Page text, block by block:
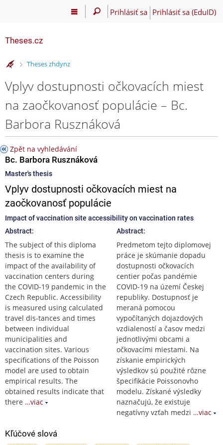
Prihlásiť sa Prihlásiť sa (EduID)
Theses.cz
>
Theses zhdynz
Vplyv dostupnosti očkovacích miest
na zaočkovanosť populácie – Bc.
Barbora Rusznáková
Zpět na vyhledávání
Bc. Barbora Rusznáková
Master's thesis
Vplyv dostupnosti očkovacích miest na
zaočkovanosť populácie
Impact of vaccination site accessibility on vaccination rates
Abstract:
The subject of this diploma
thesis is to examine the
impact of the availability of
vaccination centers during
the COVID-19 pandemic in the
Czech Republic. Accessibility
is measured using calculated
travel dis-tances and times
between individual
municipalities and
vaccination sites. Various
specifications of the Poisson
model are used to obtain
empirical results. The
obtained results indicate that
there …viac
Abstract:
Predmetom tejto diplomovej
práce je skúmanie dopadu
dostupnosti očkovacích
centier počas pandémie
COVID-19 na území Českej
republiky. Dostupnosť je
meraná pomocou
vypočítaných dojazdových
vzdialeností a časov medzi
jednotlivými obcami a
očkovacími miestami. Na
získanie empirických
výsledkov sú použité rôzne
špecifikácie Poissonovho
modelu. Získané výsledky
naznačujú, že existuje
negatívny vzťah medzi …viac
Kľúčové slová